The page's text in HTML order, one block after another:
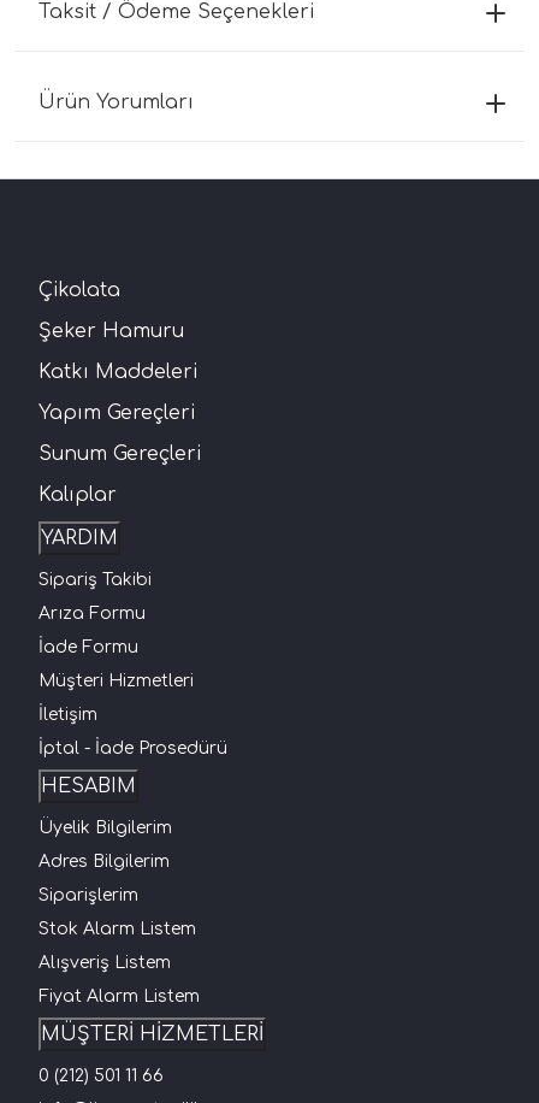
Taksit / Ödeme Seçenekleri
Ürün Yorumları
Çikolata
Şeker Hamuru
Katkı Maddeleri
Yapım Gereçleri
Sunum Gereçleri
Kalıplar
YARDIM
Sipariş Takibi
Arıza Formu
İade Formu
Müşteri Hizmetleri
İletişim
İptal - İade Prosedürü
HESABIM
Üyelik Bilgilerim
Adres Bilgilerim
Siparişlerim
Stok Alarm Listem
Alışveriş Listem
Fiyat Alarm Listem
MÜŞTERİ HİZMETLERİ
0 (212) 501 11 66